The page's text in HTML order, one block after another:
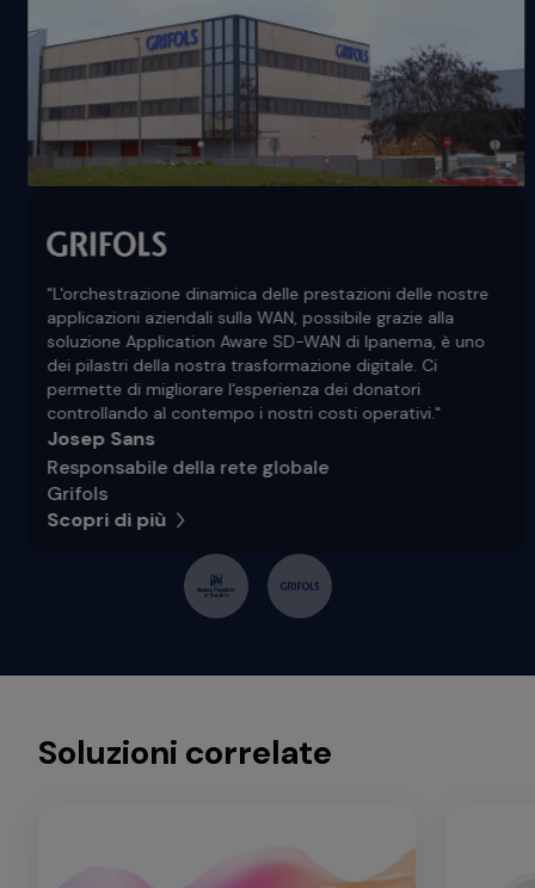
"L'orchestrazione dinamica delle prestazioni delle nostre
applicazioni aziendali sulla WAN, possibile grazie alla
soluzione Application Aware SD-WAN di Ipanema, è uno
dei pilastri della nostra trasformazione digitale. Ci
permette di migliorare l'esperienza dei donatori
controllando al contempo i nostri costi operativi."
Josep Sans
Responsabile della rete globale
Grifols
Scopri di più
Soluzioni correlate